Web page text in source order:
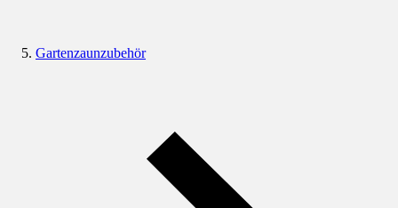
Gartenzaunzubehör